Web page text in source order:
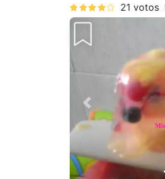
Anterior